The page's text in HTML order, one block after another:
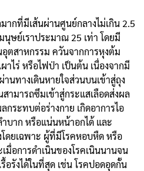
ากที่มีเส้นผ่านศูนย์กลางไม่เกิน 2.5
ษย์เราประมาณ 25 เท่า โดยมี
ตสาหกรรม ควันจากการหุงต้ม
าไร่ หรือไฟป่า เป็นต้น เนื่องจากมี
นทางเดินหายใจส่วนบนเข้าสู่ถุง
ามารถซึมเข้าสู่กระแสเลือดส่งผล
กระทบต่อร่างกาย เกิดอาการไอ
บาก หรือแน่นหน้าอกได้ และ
ดยเฉพาะ ผู้ที่มีโรคหอบหืด หรือ
อการดำเนินของโรคเนินนานจน
อรังได้ในที่สุด เช่น โรคปอดอุดกั้น